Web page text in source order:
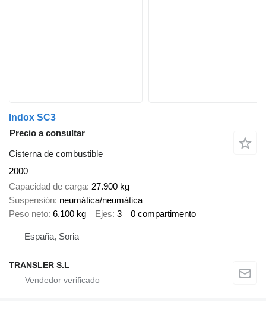
Indox SC3
Precio a consultar
Cisterna de combustible
2000
Capacidad de carga 27.900 kg
Suspensión neumática/neumática
Peso neto 6.100 kg Ejes 3 0 compartimento
España, Soria
TRANSLER S.L